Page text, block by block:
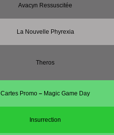
Avacyn Ressuscitée
La Nouvelle Phyrexia
Theros
Cartes Promo – Magic Game Day
Insurrection